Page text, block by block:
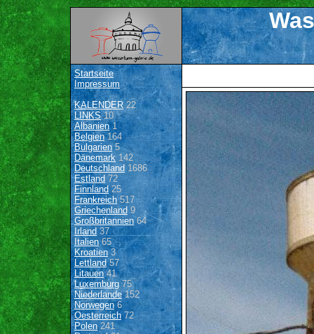
Startseite
Impressum
KALENDER22
LINKS10
Albanien1
Belgien164
Bulgarien 5
Dänemark142
Deutschland 1686
Estland 72
Finnland 25
Frankreich517
Griechenland9
Großbritannien64
Irland 37
Italien65
Kroatien3
Lettland57
Litauen41
Luxemburg 75
Niederlande152
Norwegen6
Oesterreich72
Polen 241